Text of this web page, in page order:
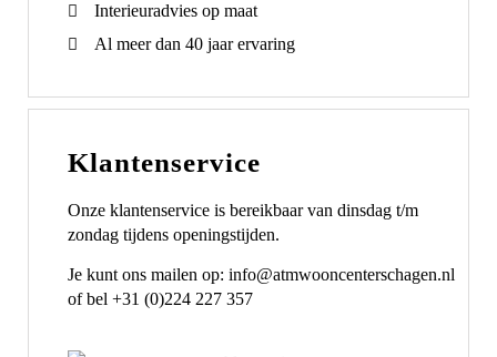
Interieuradvies op maat
Al meer dan 40 jaar ervaring
Klantenservice
Onze klantenservice is bereikbaar van dinsdag t/m
zondag tijdens openingstijden.
Je kunt ons mailen op: info@atmwooncenterschagen.nl
of bel +31 (0)224 227 357